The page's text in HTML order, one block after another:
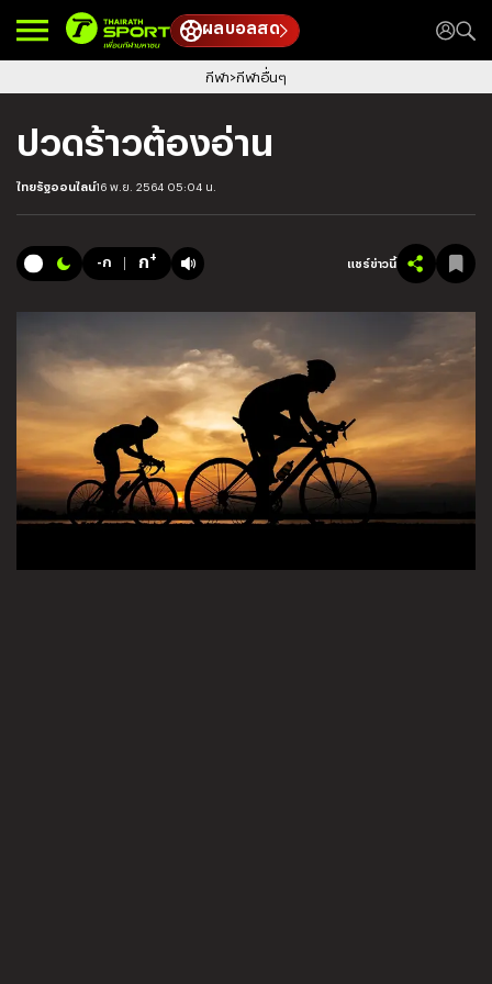
ผลบอลสด
กีฬา กีฬาอื่นๆ
ปวดร้าวต้องอ่าน
ไทยรัฐออนไลน์16 พ.ย. 2564 05:04 น.
-ก ก+ แชร์ข่าวนี้